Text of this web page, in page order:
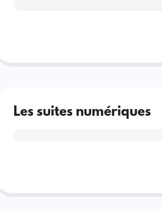
Les suites numériques